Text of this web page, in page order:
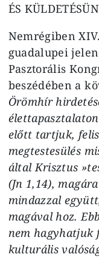
ÉS
Nemrégiben
guadalupei
Pasztorális
beszédében a
Örömhír
előtt tartjuk,
megtestesülés
által Krisztus
(Jn 1,14),
mindazzal
magával hoz.
nem hagyhatjuk
kulturális